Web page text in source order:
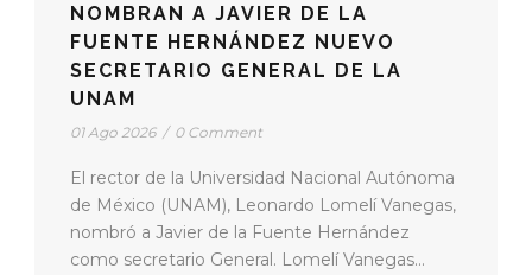
NOMBRAN A JAVIER DE LA
FUENTE HERNÁNDEZ NUEVO
SECRETARIO GENERAL DE LA
UNAM
01 Ago 2026 / 0 Comment
El rector de la Universidad Nacional Autónoma
de México (UNAM), Leonardo Lomelí Vanegas,
nombró a Javier de la Fuente Hernández
como secretario General. Lomelí Vanegas...